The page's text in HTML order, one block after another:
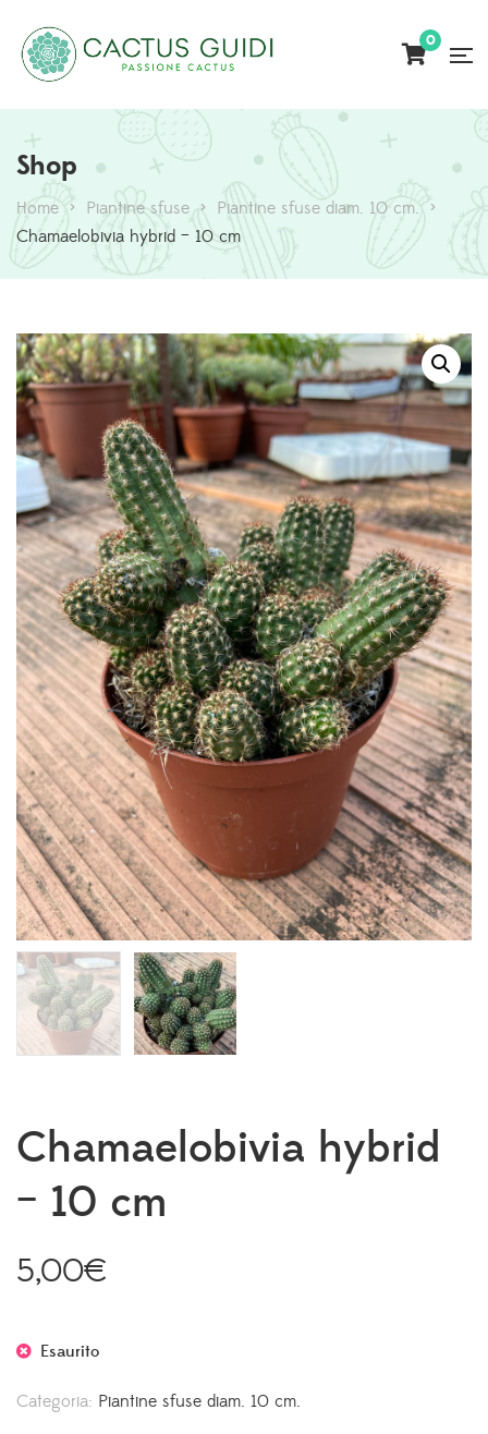
0
Shop
Home > Piantine sfuse > Piantine sfuse diam. 10 cm. >
Chamaelobivia hybrid – 10 cm
Chamaelobivia hybrid
– 10 cm
5,00€
Esaurito
Categoria: Piantine sfuse diam. 10 cm.